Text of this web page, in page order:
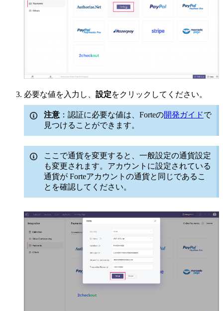
必要な値を入力し、 設定をクリックしてください。
注意 ：認証に必要な値は、Forteの開発ガイドで
見つけることができます。
ここで通貨を変更すると、一般設定の通貨設定
も変更されます。アカウントに設定されている
通貨が Forteアカウントの通貨と同じであるこ
とを確認してください。